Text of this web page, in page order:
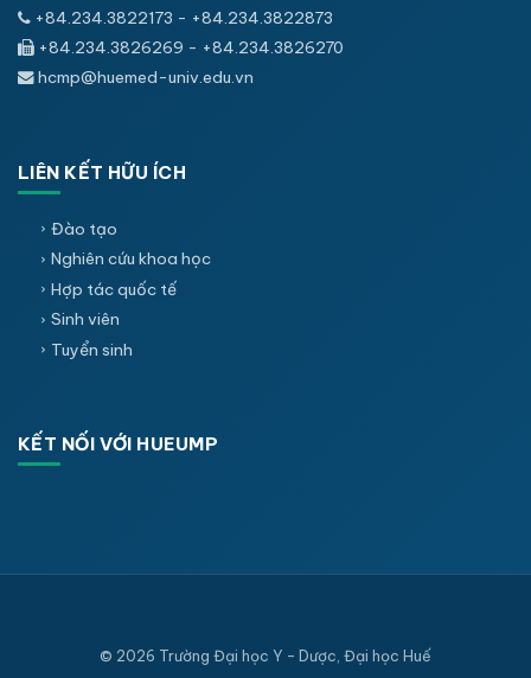
+84.234.3822173 - +84.234.3822873
+84.234.3826269 - +84.234.3826270
hcmp@huemed-univ.edu.vn
LIÊN KẾT HỮU ÍCH
Đào tạo
Nghiên cứu khoa học
Hợp tác quốc tế
Sinh viên
Tuyển sinh
KẾT NỐI VỚI HUEUMP
© 2026 Trường Đại học Y - Dược, Đại học Huế